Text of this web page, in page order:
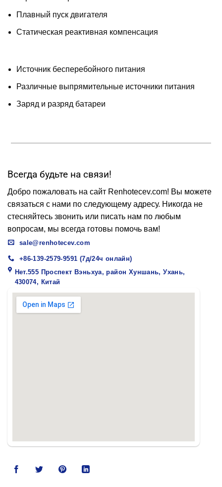
Плавный пуск двигателя
Статическая реактивная компенсация
Источник бесперебойного питания
Различные выпрямительные источники питания
Заряд и разряд батареи
Всегда будьте на связи!
Добро пожаловать на сайт Renhotecev.com! Вы можете
связаться с нами по следующему адресу. Никогда не
стесняйтесь звонить или писать нам по любым
вопросам, мы всегда готовы помочь вам!
sale@renhotecev.com
+86-139-2579-9591 (7д/24ч онлайн)
Нет.555 Проспект Вэньхуа, район Хуншань, Ухань,
430074, Китай